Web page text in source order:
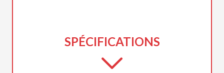
SPÉCIFICATIONS